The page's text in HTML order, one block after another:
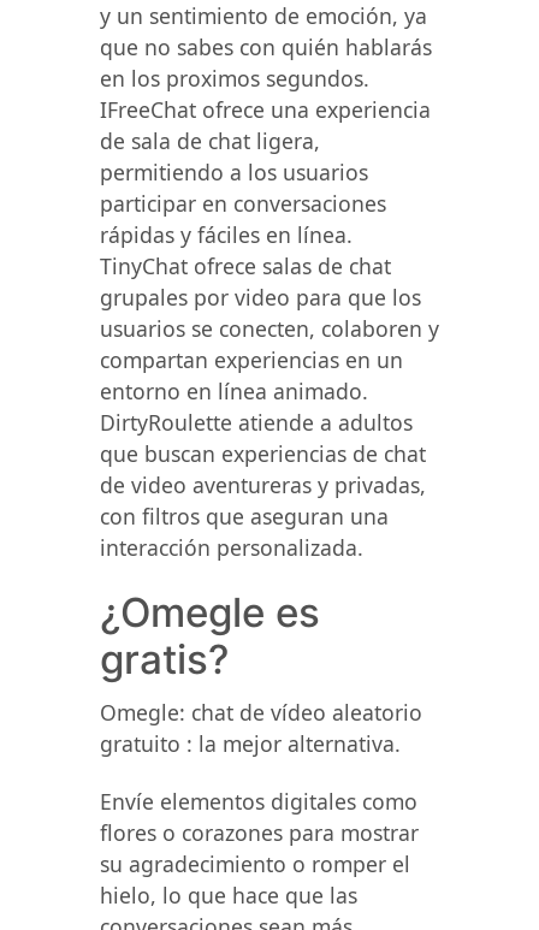
y un sentimiento de emoción, ya
que no sabes con quién hablarás
en los proximos segundos.
IFreeChat ofrece una experiencia
de sala de chat ligera,
permitiendo a los usuarios
participar en conversaciones
rápidas y fáciles en línea.
TinyChat ofrece salas de chat
grupales por video para que los
usuarios se conecten, colaboren y
compartan experiencias en un
entorno en línea animado.
DirtyRoulette atiende a adultos
que buscan experiencias de chat
de video aventureras y privadas,
con filtros que aseguran una
interacción personalizada.
¿Omegle es
gratis?
Omegle: chat de vídeo aleatorio
gratuito : la mejor alternativa.
Envíe elementos digitales como
flores o corazones para mostrar
su agradecimiento o romper el
hielo, lo que hace que las